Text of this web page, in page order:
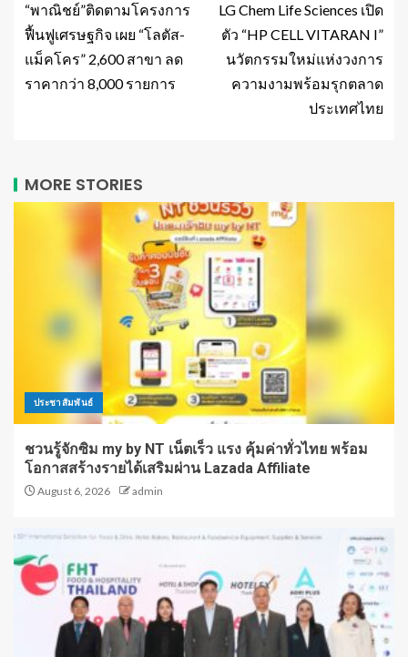
“พาณิชย์”ติดตามโครงการ
ฟื้นฟูเศรษฐกิจ เผย “โลตัส-
แม็คโคร” 2,600 สาขา ลด
ราคากว่า 8,000 รายการ
LG Chem Life Sciences เปิด
ตัว “HP CELL VITARAN I”
นวัตกรรมใหม่แห่งวงการ
ความงามพร้อมรุกตลาด
ประเทศไทย
MORE STORIES
ประชาสัมพันธ์
ชวนรู้จักซิม my by NT เน็ตเร็ว แรง คุ้มค่าทั่วไทย พร้อม
โอกาสสร้างรายได้เสริมผ่าน Lazada Affiliate
August 6, 2026 admin